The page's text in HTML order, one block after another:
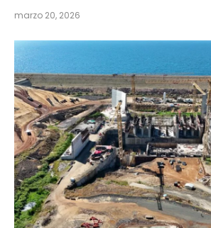
marzo 20, 2026